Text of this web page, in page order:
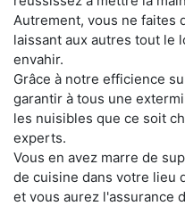
Autrement, vous ne faites
laissant aux autres tout le
envahir.
Grâce à notre efficience
garantir à tous une
les nuisibles que ce soit
experts.
Vous en avez marre de
de cuisine dans votre lieu
et vous aurez l'assurance